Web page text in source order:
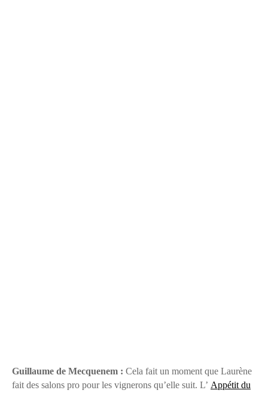
Guillaume de Mecquenem : Cela fait un moment que Laurène
fait des salons pro pour les vignerons qu’elle suit. L’ Appétit du